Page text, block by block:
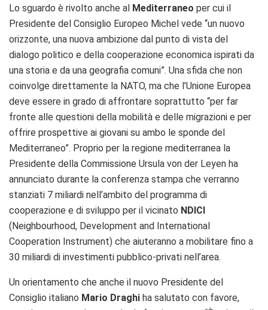
Lo sguardo è rivolto anche al Mediterraneo per cui il
Presidente del Consiglio Europeo Michel vede “un nuovo
orizzonte, una nuova ambizione dal punto di vista del
dialogo politico e della cooperazione economica ispirati da
una storia e da una geografia comuni”. Una sfida che non
coinvolge direttamente la NATO, ma che l’Unione Europea
deve essere in grado di affrontare soprattutto “per far
fronte alle questioni della mobilità e delle migrazioni e per
offrire prospettive ai giovani su ambo le sponde del
Mediterraneo”. Proprio per la regione mediterranea la
Presidente della Commissione Ursula von der Leyen ha
annunciato durante la conferenza stampa che verranno
stanziati 7 miliardi nell’ambito del programma di
cooperazione e di sviluppo per il vicinato NDICI
(Neighbourhood, Development and International
Cooperation Instrument) che aiuteranno a mobilitare fino a
30 miliardi di investimenti pubblico-privati nell’area.
Un orientamento che anche il nuovo Presidente del
Consiglio italiano Mario Draghi ha salutato con favore,